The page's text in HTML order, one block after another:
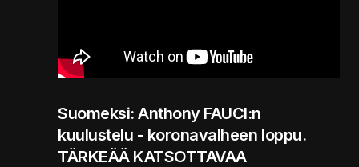
Suomeksi: Anthony FAUCI:n
kuulustelu - koronavalheen loppu.
TÄRKEÄÄ KATSOTTAVAA